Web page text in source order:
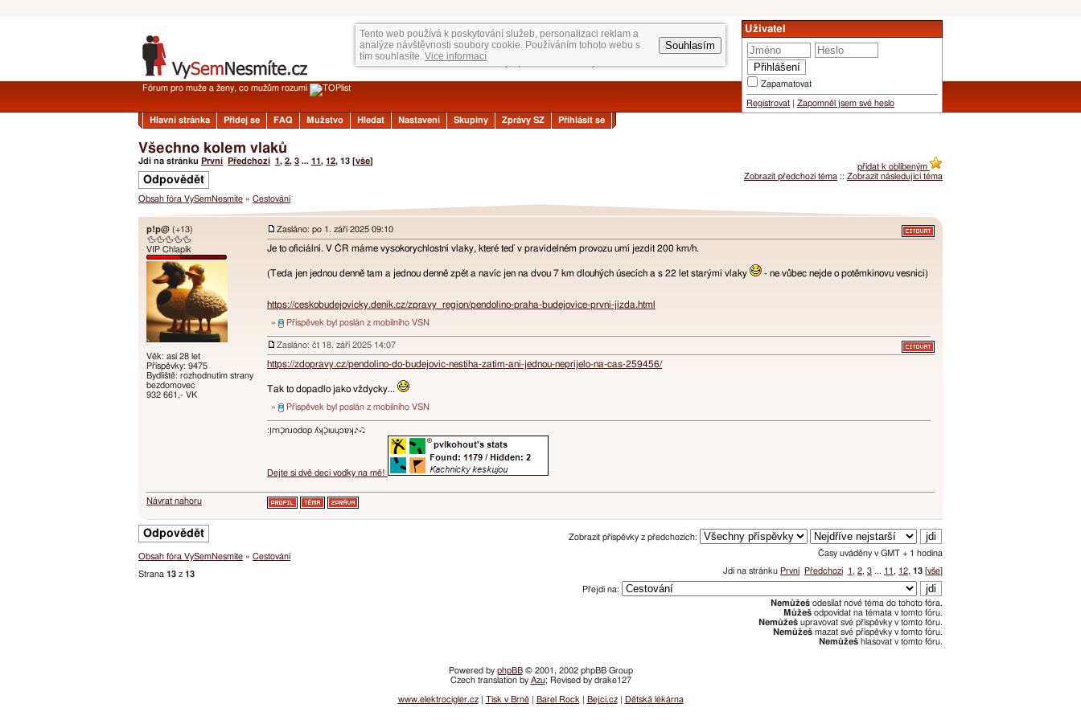
Tento web používá k poskytování služeb, personalizaci reklam a
analýze návštěvnosti soubory cookie. Používáním tohoto webu s
tím souhlasíte. Vice informací
Souhlasím
Uživatel
Zapamatovat
Registrovat Zapomněl jsem své heslo
Fórum pro muže a ženy, co mužům rozumí
Hlavní stránka Přidej se FAQ Mužstvo Hledat Nastavení Skupiny Zprávy SZ Přihlásit se
Všechno kolem vlaků
přidat k oblíbeným
Zobrazit předchozí téma :: Zobrazit následující téma
Jdi na stránku První Předchozí 1, 2, 3 ... 11, 12, 13 [vše]
Odpovědět
Obsah fóra VySemNesmíte » Cestování
p!p@ (+13)
🦆🦆🦆🦆🦆
VIP Chlapík
Věk: asi 28 let
Příspěvky: 9475
Bydliště: rozhodnutím strany
bezdomovec
932 661,- VK
Zasláno: po 1. září 2025 09:10
Je to oficiální. V ČR máme vysokorychlostní vlaky, které teď v pravidelném provozu umí jezdit 200 km/h.
(Teda jen jednou denně tam a jednou denně zpět a navíc jen na dvou 7 km dlouhých úsecích a s 22 let starými vlaky - ne vůbec nejde o potěmkinovu vesnici)
https://ceskobudejovicky.denik.cz/zpravy_region/pendolino-praha-budejovice-prvni-jizda.html
» Příspěvek byl poslán z mobilního VSN
Zasláno: čt 18. září 2025 14:07
https://zdopravy.cz/pendolino-do-budejovic-nestiha-zatim-ani-jednou-neprijelo-na-cas-259456/
Tak to dopadlo jako vždycky...
» Příspěvek byl poslán z mobilního VSN
:ו֥ɾnכַnɹodop ʎʞכַıuɥɔɐʞ♪♫
Dejte si dvě deci vodky na mě!
Návrat nahoru
Zobrazit příspěvky z předchozích:
Časy uváděny v GMT + 1 hodina
Jdi na stránku První Předchozí 1 , 2, 3 ... 11 , 12, 13 [vše]
Přejdi na:
Nemůžeš odesílat nové téma do tohoto fóra.
Můžeš odpovídat na témata v tomto fóru.
Nemůžeš upravovat své příspěvky v tomto fóru.
Nemůžeš mazat své příspěvky v tomto fóru.
Nemůžeš hlasovat v tomto fóru.
Odpovědět
Obsah fóra VySemNesmíte » Cestování
Strana 13 z 13
Powered by phpBB© 2001, 2002 phpBB Group
Czech translation by Azu; Revised by drake127
www.elektrocigler.cz| Tisk v Brně| Barel Rock Bejci.cz| Dětská lékárna